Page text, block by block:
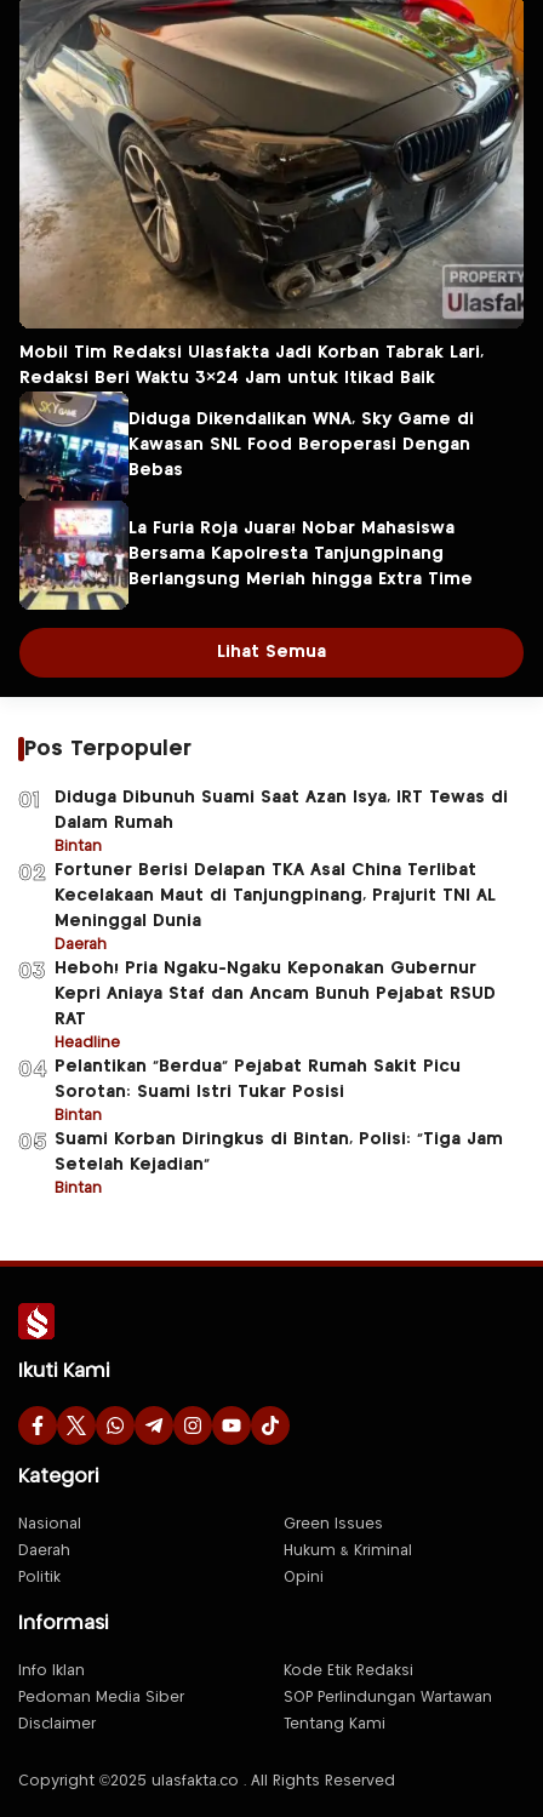
Mobil Tim Redaksi Ulasfakta Jadi Korban Tabrak Lari,
Redaksi Beri Waktu 3×24 Jam untuk Itikad Baik
Diduga Dikendalikan WNA, Sky Game di
Kawasan SNL Food Beroperasi Dengan
Bebas
La Furia Roja Juara! Nobar Mahasiswa
Bersama Kapolresta Tanjungpinang
Berlangsung Meriah hingga Extra Time
Lihat Semua
Pos Terpopuler
01
Diduga Dibunuh Suami Saat Azan Isya, IRT Tewas di
Dalam Rumah
Bintan
02
Fortuner Berisi Delapan TKA Asal China Terlibat
Kecelakaan Maut di Tanjungpinang, Prajurit TNI AL
Meninggal Dunia
Daerah
03
Heboh! Pria Ngaku-Ngaku Keponakan Gubernur
Kepri Aniaya Staf dan Ancam Bunuh Pejabat RSUD
RAT
Headline
04
Pelantikan “Berdua” Pejabat Rumah Sakit Picu
Sorotan: Suami Istri Tukar Posisi
Bintan
05 Suami Korban Diringkus di Bintan, Polisi: “Tiga Jam
Setelah Kejadian”
Bintan
Ikuti Kami
Kategori
Nasional
Green Issues
Daerah
Hukum & Kriminal
Politik
Opini
Informasi
Info Iklan
Kode Etik Redaksi
Pedoman Media Siber
SOP Perlindungan Wartawan
Disclaimer
Tentang Kami
Copyright ©2025 ulasfakta.co . All Rights Reserved